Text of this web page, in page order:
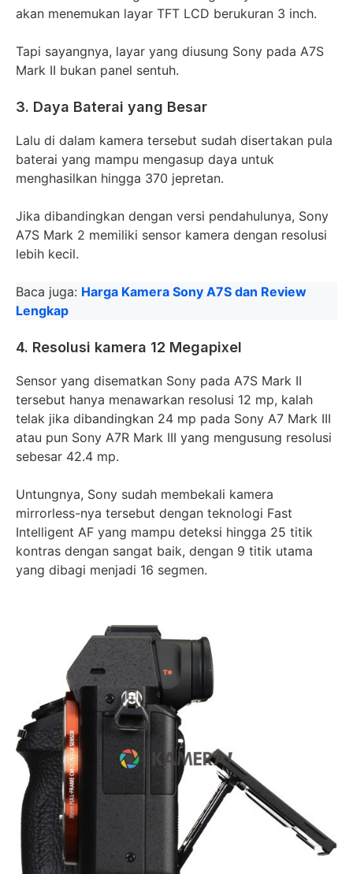
akan menemukan layar TFT LCD berukuran 3 inch.
Tapi sayangnya, layar yang diusung Sony pada A7S
Mark II bukan panel sentuh.
3. Daya Baterai yang Besar
Lalu di dalam kamera tersebut sudah disertakan pula
baterai yang mampu mengasup daya untuk
menghasilkan hingga 370 jepretan.
Jika dibandingkan dengan versi pendahulunya, Sony
A7S Mark 2 memiliki sensor kamera dengan resolusi
lebih kecil.
Baca juga: Harga Kamera Sony A7S dan Review
Lengkap
4. Resolusi kamera 12 Megapixel
Sensor yang disematkan Sony pada A7S Mark II
tersebut hanya menawarkan resolusi 12 mp, kalah
telak jika dibandingkan 24 mp pada Sony A7 Mark III
atau pun Sony A7R Mark III yang mengusung resolusi
sebesar 42.4 mp.
Untungnya, Sony sudah membekali kamera
mirrorless-nya tersebut dengan teknologi Fast
Intelligent AF yang mampu deteksi hingga 25 titik
kontras dengan sangat baik, dengan 9 titik utama
yang dibagi menjadi 16 segmen.